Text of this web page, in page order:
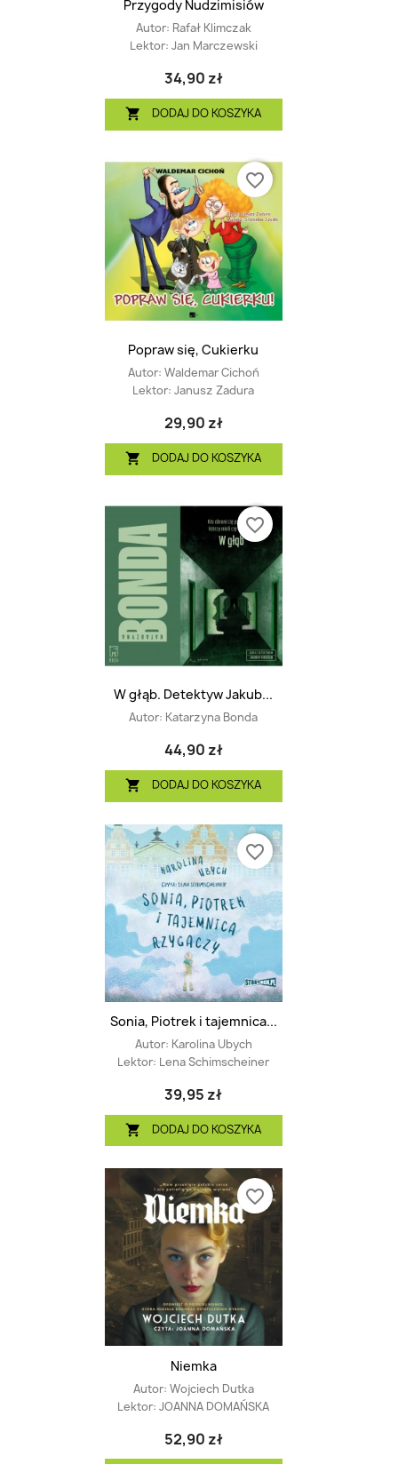
Przygody Nudzimisiów
Autor: Rafał Klimczak
Lektor: Jan Marczewski
34,90 zł
 DODAJ DO KOSZYKA
Popraw się, Cukierku
Autor: Waldemar Cichoń
Lektor: Janusz Zadura
29,90 zł
 DODAJ DO KOSZYKA
favorite_border
W głąb. Detektyw Jakub...
Autor: Katarzyna Bonda
44,90 zł
 DODAJ DO KOSZYKA
favorite_border
Sonia, Piotrek i tajemnica...
Autor: Karolina Ubych
Lektor: Lena Schimscheiner
39,95 zł
 DODAJ DO KOSZYKA
favorite_border
Niemka
Autor: Wojciech Dutka
Lektor: JOANNA DOMAŃSKA
52,90 zł
favorite_border